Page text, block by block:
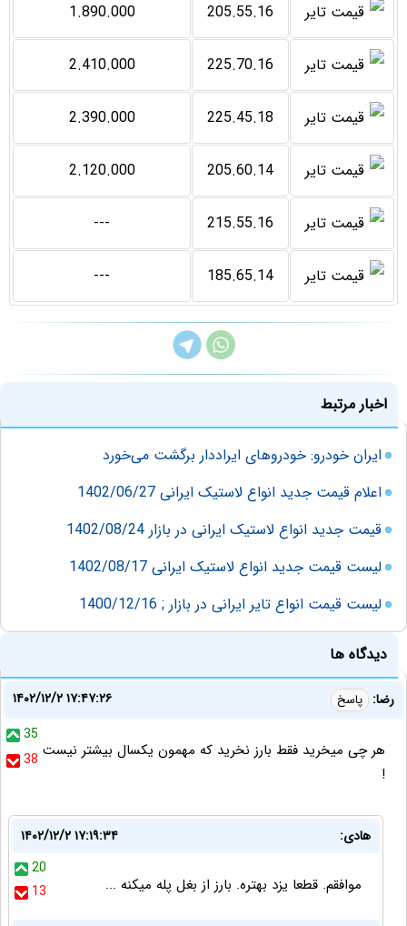
205.55.16
1.890.000
225.70.16
2.410.000
225.45.18
2.390.000
205.60.14
2.120.000
215.55.16
---
185.65.14
---
اخبار مرتبط
ایران خودرو: خودروهای ایراددار برگشت می‌خورد
اعلام قیمت جدید انواع لاستیک ایرانی 1402/06/27
قیمت جدید انواع لاستیک ایرانی در بازار 1402/08/24
لیست قیمت جدید انواع لاستیک ایرانی 1402/08/17
لیست قیمت انواع تایر ایرانی در بازار ; 1400/12/16
دیدگاه ها
رضا: پاسخ
۱۴۰۲/۱۲/۲ ۱۷:۴۷:۲۶
35
38 هر چی میخرید فقط بارز نخرید که مهمون یکسال بیشتر نیست
!
هادی:
۱۴۰۲/۱۲/۲ ۱۷:۱۹:۳۴
20
13
موافقم. قطعا یزد بهتره. بارز از بغل پله میکنه ...